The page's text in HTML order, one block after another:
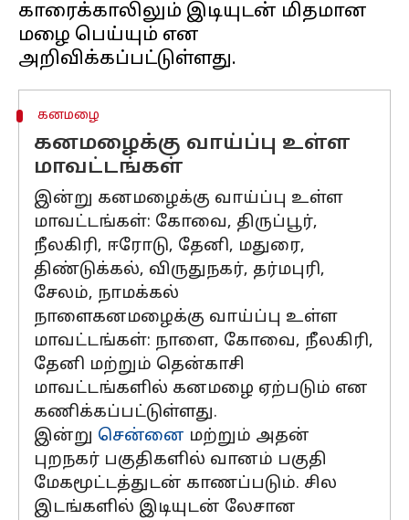
காரைக்காலிலும் இடியுடன் மிதமான
மழை பெய்யும் என
கனமழை
கனமழைக்கு வாய்ப்பு உள்ள
மாவட்டங்கள்
இன்று கனமழைக்கு வாய்ப்பு உள்ள
மாவட்டங்கள்: கோவை, திருப்பூர்,
நீலகிரி, ஈரோடு, தேனி, மதுரை,
திண்டுக்கல், விருதுநகர், தர்மபுரி,
சேலம், நாமக்கல்
நாளைகனமழைக்கு வாய்ப்பு உள்ள
மாவட்டங்கள்: நாளை, கோவை, நீலகிரி,
தேனி மற்றும் தென்காசி
மாவட்டங்களில் கனமழை ஏற்படும் என
கணிக்கப்பட்டுள்ளது.
இன்று சென்னை மற்றும் அதன்
புறநகர் பகுதிகளில் வானம் பகுதி
மேகமூட்டத்துடன் காணப்படும். சில
இடங்களில் இடியுடன் லேசான